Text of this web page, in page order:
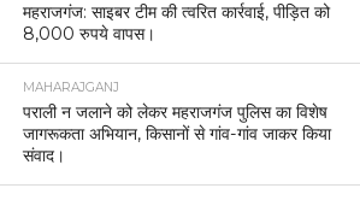
महराजगंज: साइबर टीम की त्वरित कार्रवाई, पीड़ित को
8,000 रुपये वापस।
MAHARAJGANJ
पराली न जलाने को लेकर महराजगंज पुलिस का विशेष
जागरूकता अभियान, किसानों से गांव-गांव जाकर किया
संवाद।